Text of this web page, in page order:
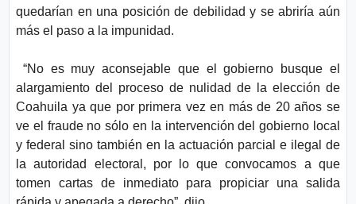
quedarían en una posición de debilidad y se abriría aún
más el paso a la impunidad.
“No es muy aconsejable que el gobierno busque el
alargamiento del proceso de nulidad de la elección de
Coahuila ya que por primera vez en más de 20 años se
ve el fraude no sólo en la intervención del gobierno local
y federal sino también en la actuación parcial e ilegal de
la autoridad electoral, por lo que convocamos a que
tomen cartas de inmediato para propiciar una salida